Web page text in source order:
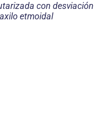
con desviación
etmoidal